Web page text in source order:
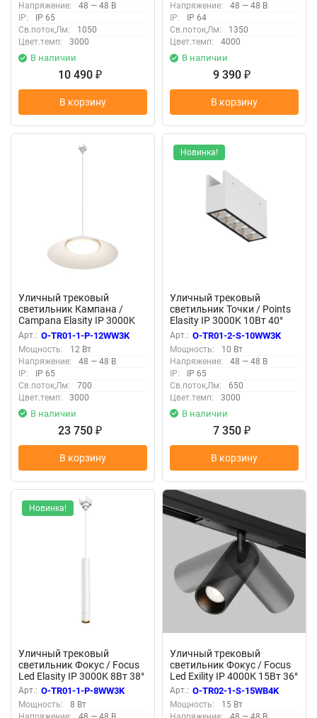
Напряжение:
48 — 48 В
IP:
IP 65
Св.поток,Лм:
1050
Цвет.темп:
3000
В наличии
10 490 ₽
В корзину
Напряжение:
48 — 48 В
IP:
IP 64
Св.поток,Лм:
1350
Цвет.темп:
4000
В наличии
9 390 ₽
В корзину
Уличный трековый
светильник Кампана /
Campana Elasity IP 3000K
12Вт 120° белый (Белый) O-
TR01-1-P-12WW3K
Арт.: O-TR01-1-P-12WW3K
Мощность:
12 Вт
Напряжение:
48 — 48 В
IP:
IP 65
Св.поток,Лм:
700
Цвет.темп:
3000
В наличии
23 750 ₽
В корзину
Новинка!
Уличный трековый
светильник Точки / Points
Elasity IP 3000K 10Вт 40°
белый (Белый) O-TR01-2-S-
10WW3K
Арт.: O-TR01-2-S-10WW3K
Мощность:
10 Вт
Напряжение:
48 — 48 В
IP:
IP 65
Св.поток,Лм:
650
Цвет.темп:
3000
В наличии
7 350 ₽
В корзину
Новинка!
Уличный трековый
светильник Фокус / Focus
Led Elasity IP 3000K 8Вт 38°
белый (Белый) O-TR01-1-P-
8WW3K
Арт.: O-TR01-1-P-8WW3K
Мощность:
8 Вт
Уличный трековый
светильник Фокус / Focus
Led Exility IP 4000К 15Вт 36°
черный (Черный) O-TR02-1-
S-15WB4K
Арт.: O-TR02-1-S-15WB4K
Мощность:
15 Вт